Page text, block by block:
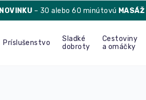
NOVINKU – 30 alebo 60 minútovú MASÁŽ
Príslušenstvo
Sladké
dobroty
Cestoviny
a omáčky